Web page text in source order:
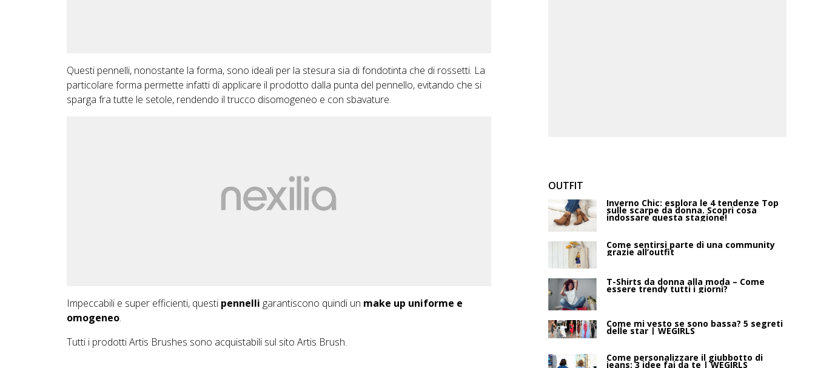
Questi pennelli, nonostante la forma, sono ideali per la stesura sia di fondotinta che di rossetti. La
particolare forma permette infatti di applicare il prodotto dalla punta del pennello, evitando che si
sparga fra tutte le setole, rendendo il trucco disomogeneo e con sbavature.
Impeccabili e super efficienti, questi pennelli garantiscono quindi un make up uniforme e
omogeneo.
Tutti i prodotti Artis Brushes sono acquistabili sul sito Artis Brush.
OUTFIT
Inverno Chic: esplora le 4 tendenze Top
sulle scarpe da donna. Scopri cosa
indossare questa stagione!
Come sentirsi parte di una community
grazie all’outfit
T-Shirts da donna alla moda – Come
essere trendy tutti i giorni?
Come mi vesto se sono bassa? 5 segreti
delle star | WEGIRLS
Come personalizzare il giubbotto di
jeans: 3 idee fai da te | WEGIRLS